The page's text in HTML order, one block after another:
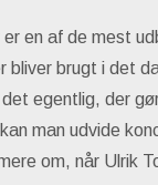
er en af de mest
bliver brugt i det
det egentlig, der
man udvide
om, når Ulrik